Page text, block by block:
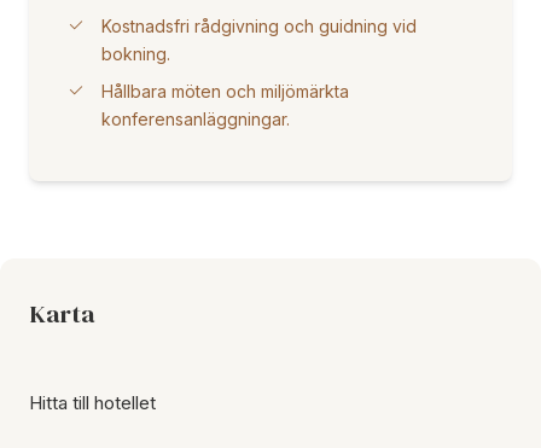
Kostnadsfri rådgivning och guidning vid
bokning.
Hållbara möten och miljömärkta
konferensanläggningar.
Hitta till hotellet
Karta